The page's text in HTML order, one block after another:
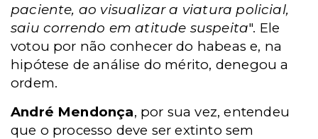
paciente, ao visualizar a viatura policial,
saiu correndo em atitude suspeita". Ele
votou por não conhecer do habeas e, na
hipótese de análise do mérito, denegou a
ordem.
André Mendonça, por sua vez, entendeu
que o processo deve ser extinto sem